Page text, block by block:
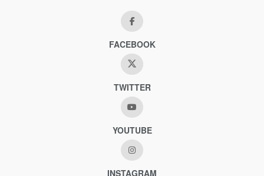
FACEBOOK
TWITTER
YOUTUBE
INSTAGRAM